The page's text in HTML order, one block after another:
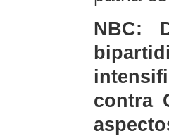
NBC:
contra